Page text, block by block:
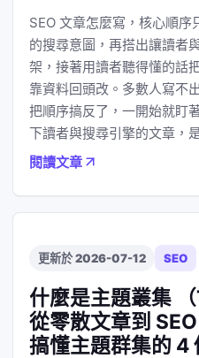
SEO 文章怎麼寫，核心順
的搜尋意圖，再搭出讓讀者
架，接著用讀者聽得懂的話
靠資料回頭改。多數人寫不
把順序搞反了，一開始就盯
下讀者與搜尋引擎的文章，
閱讀文章
更新於 2026-07-12 SEO
什麼是主題叢集
從零散文章到
搞懂主題群集的 4